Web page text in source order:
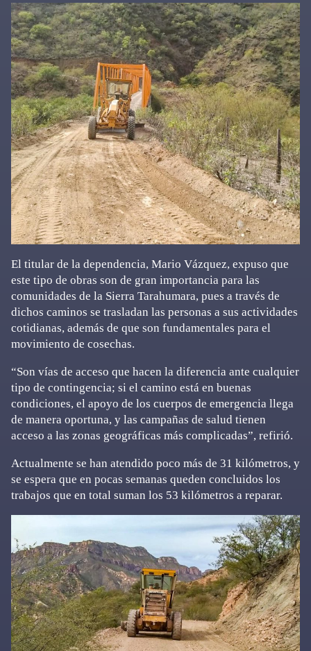
El titular de la dependencia, Mario Vázquez, expuso que
este tipo de obras son de gran importancia para las
comunidades de la Sierra Tarahumara, pues a través de
dichos caminos se trasladan las personas a sus actividades
cotidianas, además de que son fundamentales para el
movimiento de cosechas.
“Son vías de acceso que hacen la diferencia ante cualquier
tipo de contingencia; si el camino está en buenas
condiciones, el apoyo de los cuerpos de emergencia llega
de manera oportuna, y las campañas de salud tienen
acceso a las zonas geográficas más complicadas”, refirió.
Actualmente se han atendido poco más de 31 kilómetros, y
se espera que en pocas semanas queden concluidos los
trabajos que en total suman los 53 kilómetros a reparar.